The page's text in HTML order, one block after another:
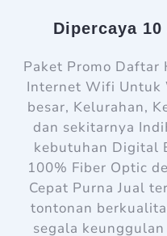
Dipercaya
Paket Promo Daftar
Internet Wifi Untuk
besar, Kelurahan,
dan sekitarnya
kebutuhan Digital
100% Fiber Optic
Cepat Purna Jual
tontonan
segala